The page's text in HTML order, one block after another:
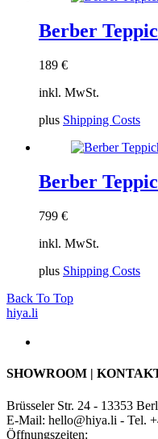
Berber
189 €
inkl. MwSt.
plus Shipping Costs
Berber
799 €
inkl. MwSt.
plus Shipping Costs
Back To Top
hiya.li
SHOWROOM |
Brüsseler Str. 24 - 13353
E-Mail: hello@hiya.li - Tel.
Öffnungszeiten: